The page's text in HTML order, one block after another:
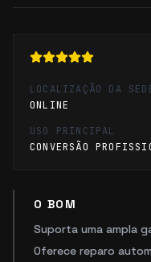
LOCALIZAÇÃO DA
ONLINE
USO PRINCIPAL
CONVERSÃO
O BOM
Suporta uma ampla
Oferece reparo